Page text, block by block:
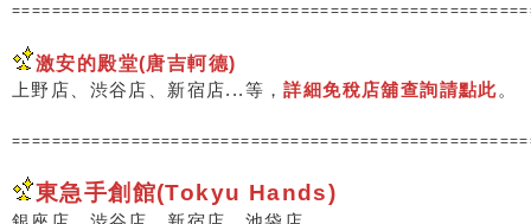
激安的殿堂(唐吉軻德)
上野店、渋谷店、新宿店...等，詳細免稅店舖查詢請點此。
東急手創館(Tokyu Hands)